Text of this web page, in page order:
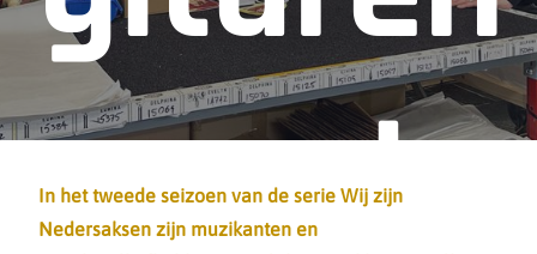
van de
In het tweede seizoen van de serie Wij zijn
Nedersaksen zijn muzikanten en